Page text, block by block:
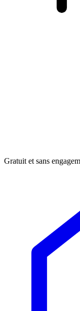
Gratuit et sans